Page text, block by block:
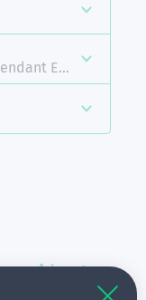
Emergences
à votre